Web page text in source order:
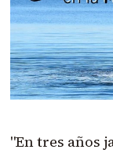
"En tres años